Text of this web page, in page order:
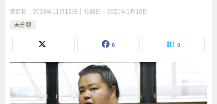
更新日： 2024年11月12日 公開日： 2021年1月16日
未分類
0 0